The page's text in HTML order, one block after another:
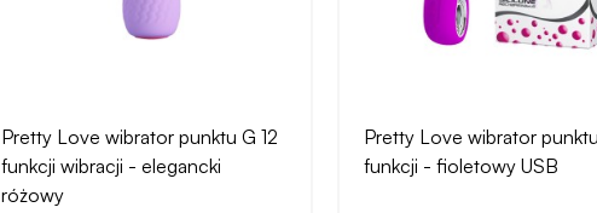
Pretty Love wibrator punktu G 7
funkcji - fioletowy USB
Pretty Love wibrator
funkcji wibracji – fioletowy